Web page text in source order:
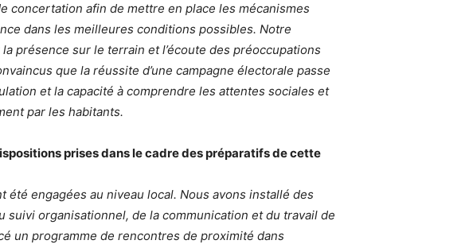
concertation afin de mettre en place les mécanismes
dans les meilleures conditions possibles. Notre
présence sur le terrain et l’écoute des préoccupations
que la réussite d’une campagne électorale passe
et la capacité à comprendre les attentes sociales et
par les habitants.
prises dans le cadre des préparatifs de cette
été engagées au niveau local. Nous avons installé des
suivi organisationnel, de la communication et du travail de
un programme de rencontres de proximité dans